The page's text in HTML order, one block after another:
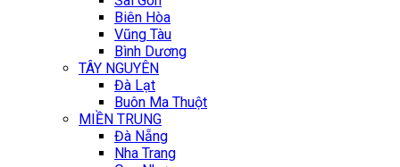
Biên Hòa
Vũng Tàu
Bình Dương
TÂY NGUYÊN
Đà Lạt
Buôn Ma Thuột
MIỀN TRUNG
Đà Nẵng
Nha Trang